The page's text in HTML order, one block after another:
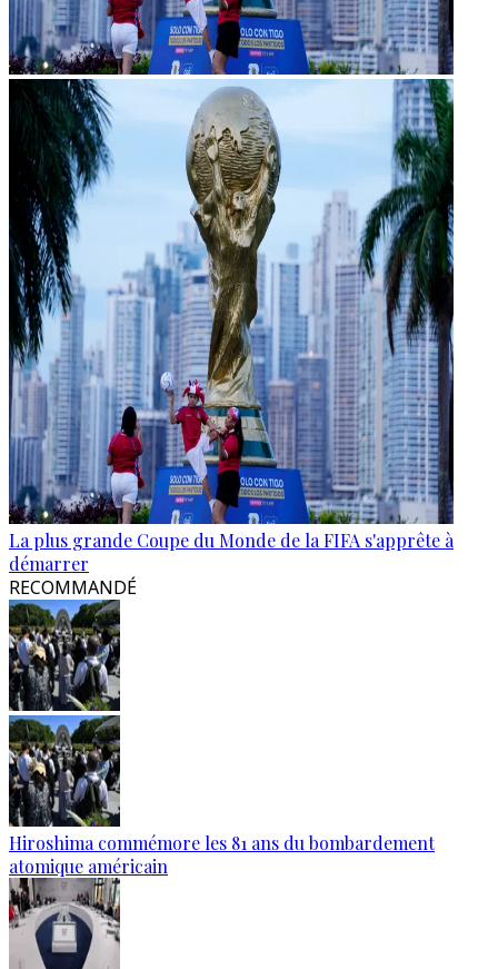
La plus grande Coupe du Monde de la FIFA s'apprête à
démarrer
RECOMMANDÉ
Hiroshima commémore les 81 ans du bombardement
atomique américain